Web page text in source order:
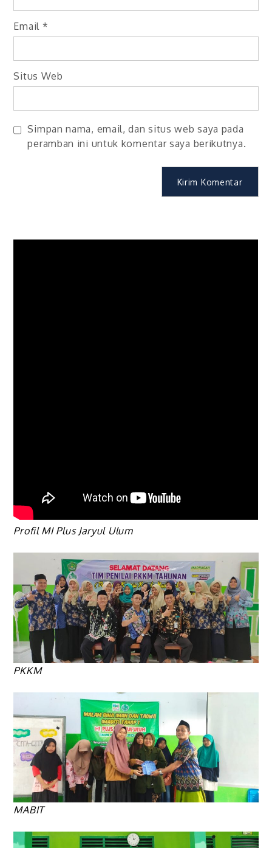
Email *
Situs Web
Simpan nama, email, dan situs web saya pada
peramban ini untuk komentar saya berikutnya.
Profil MI Plus Jaryul Ulum
PKKM
MABIT